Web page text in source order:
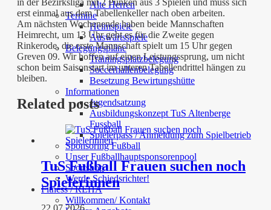
Alte Herren
Termine
Heimspiele
Auswärtsspiele
Belegungspläne
Trainingsplatzbelegung
Soccerhallenbelegung
Besetzung Bewirtungshütte
Informationen
Jugendsatzung
Ausbildungskonzept TuS Altenberge
Fussball
Spielerpass / Anmeldung zum Spielbetrieb
Sponsoring Fußball
Unser Fußballhauptsponsorenpool
Sportshop
Werde Schiedsrichter!
Fitness / REHA
Willkommen/ Kontakt
in der Bezirksliga mit 2 Punken aus 3 Spielen und muss sich
erst einmal aus dem Tabellenkeller nach oben arbeiten.
Am nächsten Wochenende haben beide Mannschaften
Heimrecht, um 13 Uhr geht es für die Zweite gegen
Rinkerode, die erste Mannschaft spielt um 15 Uhr gegen
Greven 09. Wir hoffen auf einen Leistungssprung, um nicht
schon beim Saisonstart im unteren Tabellendrittel hängen zu
bleiben.
Related posts
TuS Fußball Frauen suchen noch
Spielerinnen
22 07 2026